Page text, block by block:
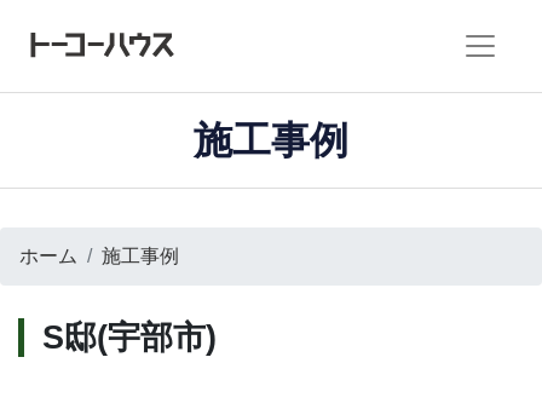
施工事例
ホーム 施工事例
S邸(宇部市)